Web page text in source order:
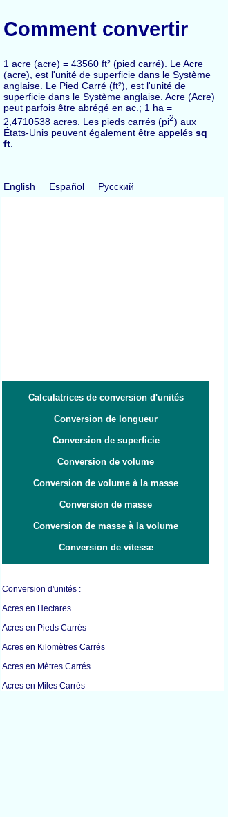
Comment convertir
1 acre (acre) = 43560 ft² (pied carré). Le Acre
(acre), est l'unité de superficie dans le Système
anglaise. Le Pied Carré (ft²), est l'unité de
superficie dans le Système anglaise. Acre (Acre)
peut parfois être abrégé en ac.; 1 ha =
2,4710538 acres. Les pieds carrés (pi2) aux
États-Unis peuvent également être appelés sq
ft
English Español Русский
Calculatrices de conversion d'unités
Conversion de longueur
Conversion de superficie
Conversion de volume
Conversion de volume à la masse
Conversion de masse
Conversion de masse à la volume
Conversion de vitesse
Conversion d'unités :
Acres en Hectares
Acres en Pieds Carrés
Acres en Kilomètres Carrés
Acres en Mètres Carrés
Acres en Miles Carrés